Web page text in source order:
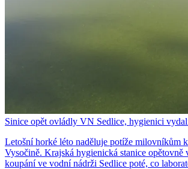
Sinice opět ovládly VN Sedlice, hygienici
Letošní horké léto naděluje potíže milovníkům
Vysočině. Krajská hygienická stanice opětovně
koupání ve vodní nádrži Sedlice poté, co